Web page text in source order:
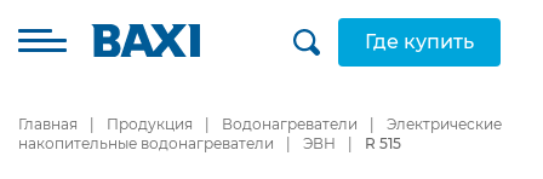
Где купить
Главная Продукция Водонагреватели
Электрические
накопительные водонагреватели
ЭВН R 515